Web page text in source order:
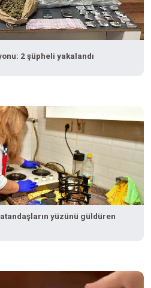
2 şüpheli yakalandı
yüzünü güldüren